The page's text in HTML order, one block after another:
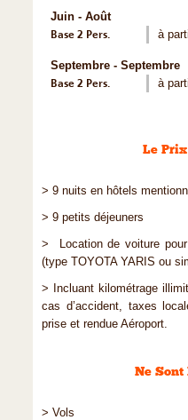
Juin - Août
Base 2 Pers.
à
Septembre - Septembre
Base 2 Pers.
à
Le
> 9 nuits en hôtels
> 9 petits déjeuners
> Location de voiture
(type TOYOTA YARIS ou
> Incluant kilométrage
cas d’accident, taxes
prise et rendue Aéroport.
Ne Sont
> Vols